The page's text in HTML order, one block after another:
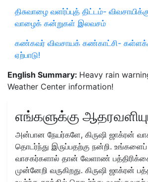
திசுவாழை வளர்ப்புத் திட்டம்-
வாழைக் கன்றுகள் இலவசம்
கண்கவர் விவசாயக் கண்காட்சி-
ஏற்பாடு!
English Summary: Heavy rain
Weather Center information!
எங்களுக்கு
அன்பான நேயர்களே, கிருஷி ஜாக்ரன்
தொடர்ந்து இருப்பதற்கு நன்றி.
வாசகர்களால் தான் வேளாண்
முன்னேறி வருகிறது. கிருஷி ஜாக்ரன்